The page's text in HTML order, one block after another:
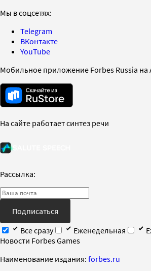
Мы в соцсетях:
Telegram
ВКонтакте
YouTube
Мобильное приложение Forbes Russia на
На сайте работает синтез речи
Рассылка:
Подписаться
Все сразу
Еженедельная
Новости Forbes Games
Наименование издания: forbes.ru